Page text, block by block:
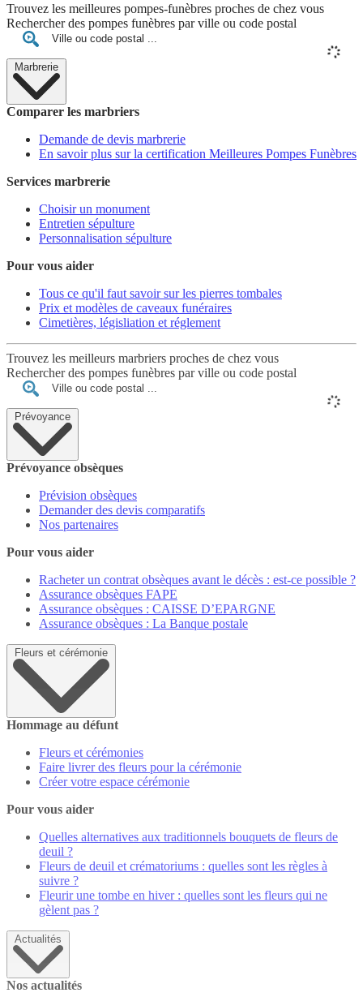
Trouvez les meilleures pompes-funèbres proches de chez vous
Rechercher des pompes funèbres par ville ou code postal
Marbrerie
Comparer les marbriers
Demande de devis marbrerie
En savoir plus sur la certification Meilleures Pompes Funèbres
Services marbrerie
Choisir un monument
Entretien sépulture
Personnalisation sépulture
Pour vous aider
Tous ce qu'il faut savoir sur les pierres tombales
Prix et modèles de caveaux funéraires
Cimetières, législiation et réglement
Trouvez les meilleurs marbriers proches de chez vous
Rechercher des pompes funèbres par ville ou code postal
Prévoyance
Prévoyance obsèques
Prévision obsèques
Demander des devis comparatifs
Nos partenaires
Pour vous aider
Racheter un contrat obsèques avant le décès : est-ce possible ?
Assurance obsèques FAPE
Assurance obsèques : CAISSE D’EPARGNE
Assurance obsèques : La Banque postale
Fleurs et cérémonie
Hommage au défunt
Fleurs et cérémonies
Faire livrer des fleurs pour la cérémonie
Créer votre espace cérémonie
Pour vous aider
Quelles alternatives aux traditionnels bouquets de fleurs de
deuil ?
Fleurs de deuil et crématoriums : quelles sont les règles à
suivre ?
Fleurir une tombe en hiver : quelles sont les fleurs qui ne
gèlent pas ?
Actualités
Nos actualités